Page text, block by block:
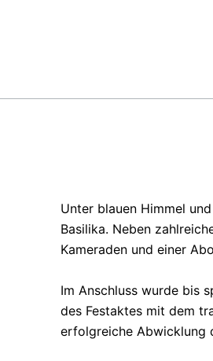
Unter blauen Himmel
Basilika. Neben
Kameraden und einer
Im Anschluss wurde bis
des Festaktes mit dem
erfolgreiche Abwicklung